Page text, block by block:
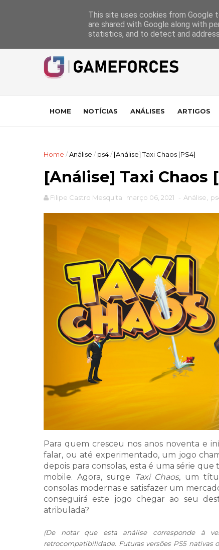
A equipa Pontuações das Análises
HOME NOTÍCIAS ANÁLISES ARTIGOS
Home /Análise / ps4/ [Análise] Taxi Chaos [PS4]
[Análise] Taxi Chaos
Filipe Castro Mesquita março 06, 2021 - Análise
Para quem cresceu nos anos noventa e
falar, ou até experimentado, um jogo
depois para consolas, esta é uma série
mobile. Agora, surge
Taxi Chaos, um
consolas modernas e satisfazer um
conseguirá este jogo chegar ao seu
atribulada?
(De notar que esta análise corresponde à
retrocompatibilidade. Futuras versões PS5
This site uses cookies from Google
are shared with Google along with
statistics, and to detect and